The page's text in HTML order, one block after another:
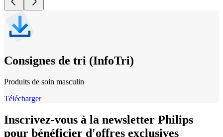
Consignes de tri (InfoTri)
Produits de soin masculin
Télécharger
Inscrivez-vous à la newsletter Philips
pour bénéficier d'offres exclusives